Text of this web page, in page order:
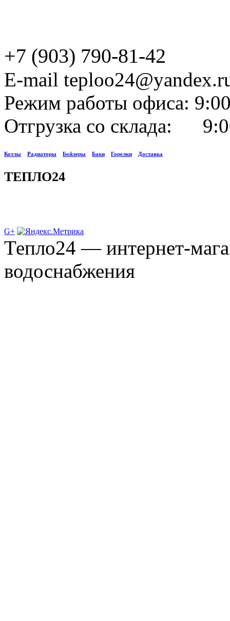
+7 (903) 790-81-42
E-mail
Режим работы офиса:
Отгрузка со склада:
Котлы Радиаторы Бойлеры Баки Горелки Доставка
ТЕПЛО24
G+
Тепло24 — интернет-
водоснабжения